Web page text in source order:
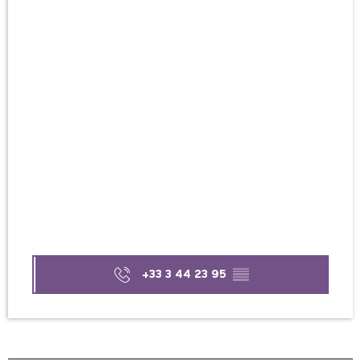
+33 3 44 23 95 ▒▒